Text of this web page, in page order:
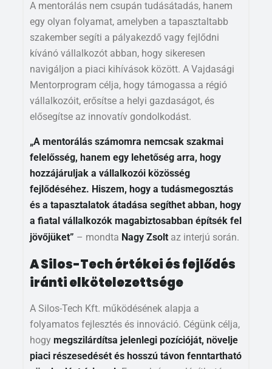
A mentorálás nem csupán tudásátadás, hanem
egy olyan folyamat, amelyben a tapasztaltabb
szakember segíti a pályakezdő vagy fejlődni
kívánó vállalkozót abban, hogy sikeresen
navigáljon a piaci kihívások között. A Vajdasági
Mentorprogram célja, hogy támogassa a régió
vállalkozóit, erősítse a helyi gazdaságot, és
elősegítse az innovatív gondolkodást.
„A mentorálás számomra nemcsak szakmai
felelősség, hanem egy lehetőség arra, hogy
hozzájáruljak a vállalkozói közösség
fejlődéséhez. Hiszem, hogy a tudásmegosztás
és a tapasztalatok átadása segíthet abban, hogy
a fiatal vállalkozók magabiztosabban építsék fel
jövőjüket” – mondta Nagy Zsolt az interjú során.
A Silos-Tech értékei és fejlődés
iránti elkötelezettsége
A Silos-Tech Kft. működésének alapja a
folyamatos fejlesztés és innováció. Cégünk célja,
hogy megszilárdítsa jelenlegi pozícióját, növelje
piaci részesedését és hosszú távon fenntartható